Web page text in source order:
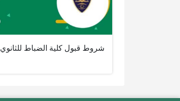
شروط قبول كلية الضباط للثانوي